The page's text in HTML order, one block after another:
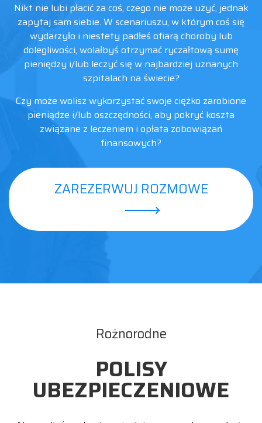
Nikt nie lubi płacić za coś, czego nie może użyć, jednak
zapytaj sam siebie. W scenariuszu, w którym coś się
wydarzyło i niestety padłeś ofiarą choroby lub
dolegliwości, wolałbyś otrzymać ryczałtową sumę
pieniędzy i/lub leczyć się w najbardziej uznanych
szpitalach na świecie?
Czy może wolisz wykorzystać swoje ciężko zarobione
pieniądze i/lub oszczędności, aby pokryć koszta
związane z leczeniem i opłata zobowiązań
finansowych?
ZAREZERWUJ ROZMOWE
Rożnorodne
POLISY
UBEZPIECZENIOWE